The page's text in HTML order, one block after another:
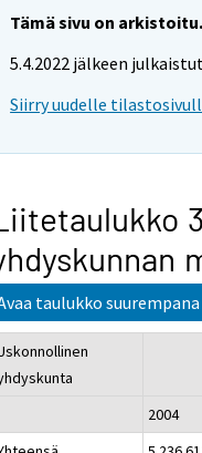
Tämä sivu on arkistoitu.
5.4.2022 jälkeen
Siirry uudelle
taulukko suurempana
2004